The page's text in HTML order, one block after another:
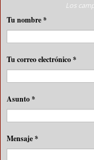
Los
Tu nombre*
Tu correo electrónico*
Asunto*
Mensaje*